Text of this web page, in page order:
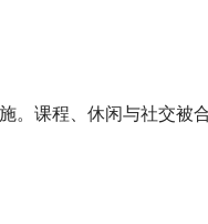
。课程、休闲与社交被